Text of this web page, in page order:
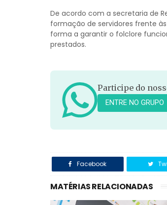
De acordo com a secretaria de
formação de servidores frente
forma a garantir o folclore
prestados.
Participe do
ENTRE NO GRUPO
Facebook
MATÉRIAS RELACIONADAS